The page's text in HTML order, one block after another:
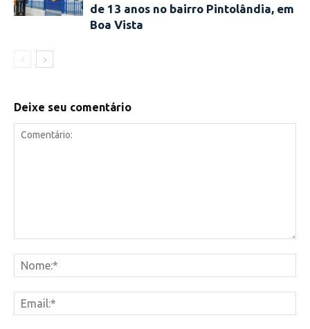
de 13 anos no bairro Pintolândia, em
Boa Vista
Deixe seu comentário